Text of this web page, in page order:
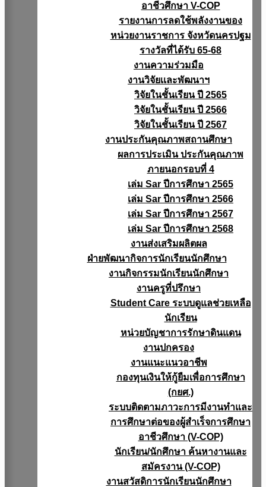
อาชีวศึกษา V-COP
รายงานการลดใช้พลังงานของ
หน่วยงานราชการ จังหวัดนครปฐม
รางวัลที่ได้รับ 65-68
งานความร่วมมือ
งานวิจัยเเละพัฒนาฯ
วิจัยในชั้นเรียน ปี 2565
วิจัยในชั้นเรียน ปี 2566
วิจัยในชั้นเรียน ปี 2567
งานประกันคุณภาพสถานศึกษา
ผลการประเมิน ประกันคุณภาพ
ภายนอกรอบที่ 4
เล่ม Sar ปีการศึกษา 2565
เล่ม Sar ปีการศึกษา 2566
เล่ม Sar ปีการศึกษา 2567
เล่ม Sar ปีการศึกษา 2568
งานส่งเสริมผลิตผล
ฝ่ายพัฒนากิจการนักเรียนนักศึกษา
งานกิจกรรมนักเรียนนักศึกษา
งานครูที่ปรึกษา
Student Care ระบบดูแลช่วยเหลือ
นักเรียน
หน่วยบัญชาการรักษาดินแดน
งานปกครอง
งานแนะแนวอาชีพ
กองทุนเงินให้กู้ยืมเพื่อการศึกษา
(กยศ.)
ระบบติดตามภาวะการมีงานทำและ
การศึกษาต่อของผู้สำเร็จการศึกษา
อาชีวศึกษา (V-COP)
นักเรียน/นักศึกษา ค้นหางานและ
สมัครงาน (V-COP)
งานสวัสดิการนักเรียนนักศึกษา